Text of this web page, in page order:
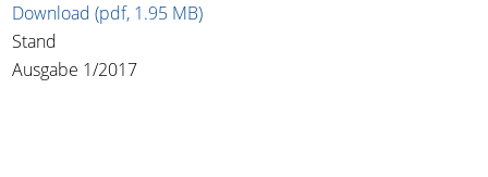
Download (pdf, 1.95 MB)
Stand
Ausgabe 1/2017